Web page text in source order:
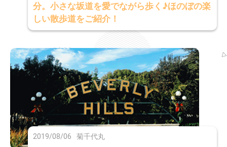
分。小さな坂道を愛でながら歩く♪ほのぼの楽
しい散歩道をご紹介！
2019/08/06 菊千代丸